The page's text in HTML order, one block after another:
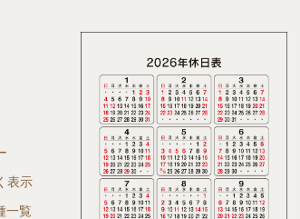
表示
一覧